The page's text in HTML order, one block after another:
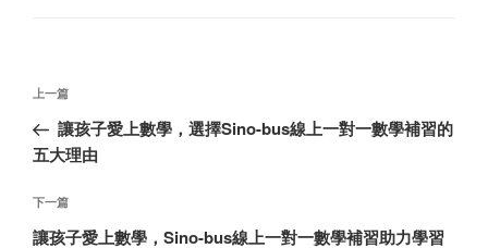
文
导
航
上
一
篇
章
上一篇
讓孩子愛上數學，選擇Sino-bus線上一對一數學補習的
五大理由
下
一
下一篇
讓孩子愛上數學，Sino-bus線上一對一數學補習助力學習